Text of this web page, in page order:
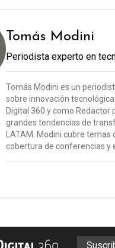
Tomás Modini
Periodista experto en
Tomás Modini es un
sobre innovación
Digital 360 y como Redactor
grandes tendencias de
LATAM. Modini cubre
cobertura de conferencias y